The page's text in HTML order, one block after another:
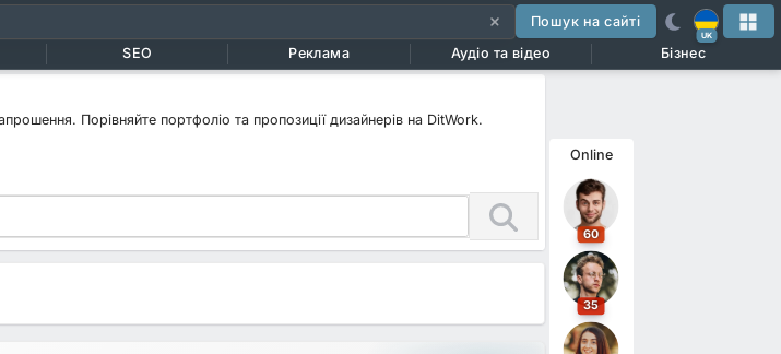
Пошук на сайті
UK
SEO Реклама Аудіо та відео Бізнес
Порівняйте портфоліо та пропозиції дизайнерів на DitWork.
Online
60
35